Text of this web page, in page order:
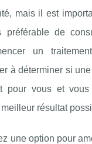
mais il est
préférable de
un
à déterminer si
pour vous et
résultat
une option pour